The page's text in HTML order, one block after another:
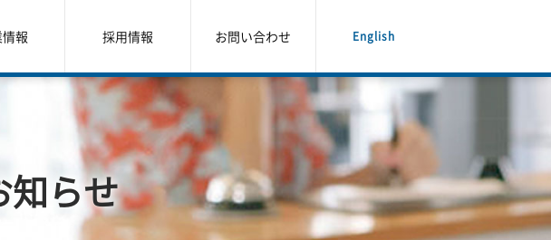
報 採用情報 お問い合わせ English
知らせ